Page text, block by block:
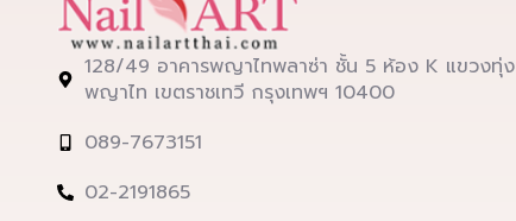
128/49 อาคารพญาไทพลาซ่า ชั้น 5 ห้อง K แขวงทุ่ง
พญาไท เขตราชเทวี กรุงเทพฯ 10400
089-7673151
02-2191865